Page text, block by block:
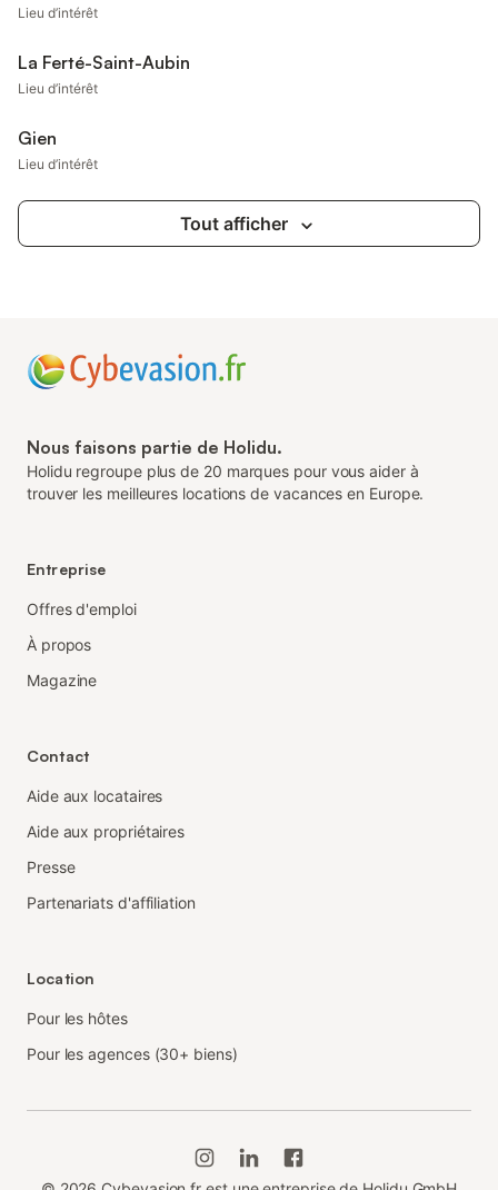
Lieu d’intérêt
La Ferté-Saint-Aubin
Lieu d’intérêt
Gien
Lieu d’intérêt
Tout afficher
Nous faisons partie de Holidu.
Holidu regroupe plus de 20 marques pour vous aider à
trouver les meilleures locations de vacances en Europe.
Entreprise
Offres d'emploi
À propos
Magazine
Contact
Aide aux locataires
Aide aux propriétaires
Presse
Partenariats d'affiliation
Location
Pour les hôtes
Pour les agences (30+ biens)